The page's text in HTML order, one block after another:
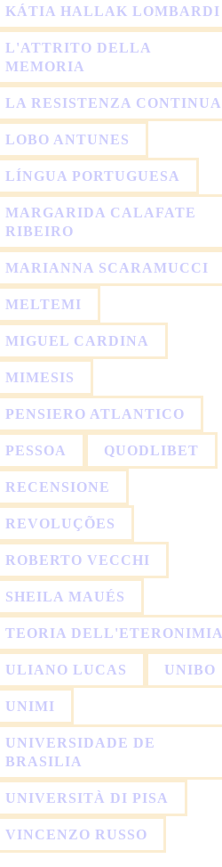
KÁTIA HALLAK LOMBARDI
L'ATTRITO DELLA
MEMORIA
LA RESISTENZA CONTINUA
LOBO ANTUNES
LÍNGUA PORTUGUESA
MARGARIDA CALAFATE
RIBEIRO
MARIANNA SCARAMUCCI
MELTEMI
MIGUEL CARDINA
MIMESIS
PENSIERO ATLANTICO
PESSOA QUODLIBET
RECENSIONE
REVOLUÇÕES
ROBERTO VECCHI
SHEILA MAUÉS
TEORIA DELL'ETERONIMIA
ULIANO LUCAS UNIBO
UNIMI
UNIVERSIDADE DE
BRASILIA
UNIVERSITÀ DI PISA
VINCENZO RUSSO